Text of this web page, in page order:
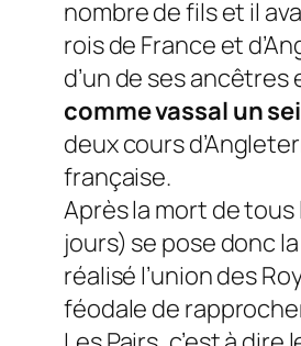
nombre de fils et il
rois de France et
d’un de ses
comme vassal un
deux cours
française.
Après la mort de tous
jours) se pose donc
réalisé l’union des
féodale de